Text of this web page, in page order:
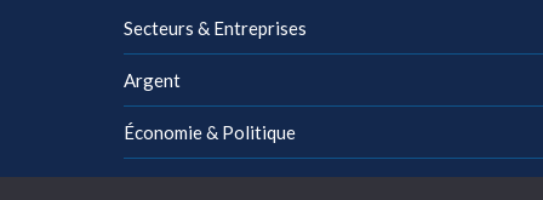
Secteurs & Entreprises
Argent
Économie & Politique
Management